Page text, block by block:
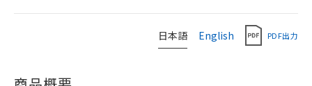
日本語 English PDF出力